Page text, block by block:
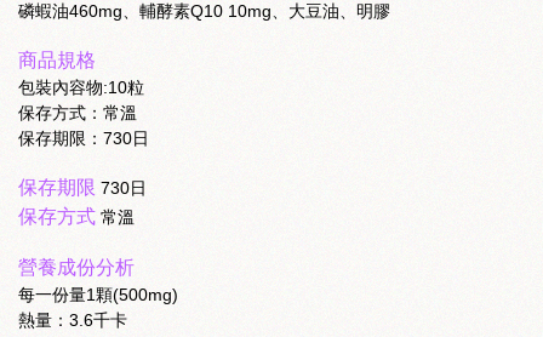
磷蝦油460mg、輔酵素Q10 10mg、大豆油、明膠
商品規格
包裝內容物:10粒
保存方式：常溫
保存期限：730日
保存期限 730日
保存方式 常溫
營養成份分析
每一份量1顆(500mg)
熱量：3.6千卡